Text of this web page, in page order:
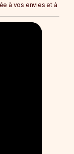
à vos envies et à